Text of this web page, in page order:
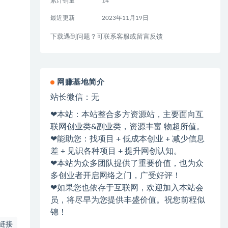
接
最近更新 2023年11月19日
下载遇到问题？可联系客服或留言反馈
网赚基地简介
站长微信：无
❤本站：本站整合多方资源站，主要面向互
联网创业类&副业类，资源丰富 物超所值。
❤能助您：找项目 + 低成本创业 + 减少信息
差 + 见识各种项目 + 提升网创认知。
❤本站为众多团队提供了重要价值，也为众
多创业者开启网络之门，广受好评！
❤如果您也依存于互联网，欢迎加入本站会
员，将尽早为您提供丰盛价值。祝您前程似
锦！